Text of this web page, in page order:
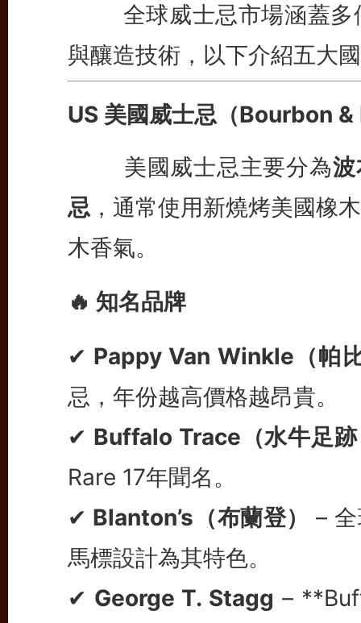
全球威士忌市場涵蓋多
與釀造技術，以下介紹五大
US 美國威士忌（Bourbon
美國威士忌主要分為
忌，通常使用新燒烤美國橡
木香氣。
🔥 知名品牌
✔ Pappy Van Winkle（帕
忌，年份越高價格越昂貴。
✔ Buffalo Trace（水牛足
Rare 17年聞名。
✔ Blanton’s（布蘭登）
–
馬標設計為其特色。
✔ George T. Stagg –